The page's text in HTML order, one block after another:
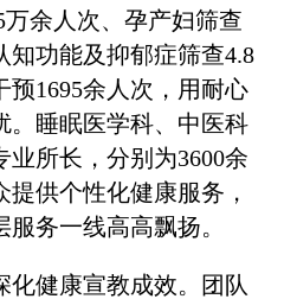
余人次、孕产妇筛查
知功能及抑郁症筛查4.8
1695余人次，用耐心
。睡眠医学科、中医科
所长，分别为3600余
提供个性化健康服务，
务一线高高飘扬。
化健康宣教成效。团队